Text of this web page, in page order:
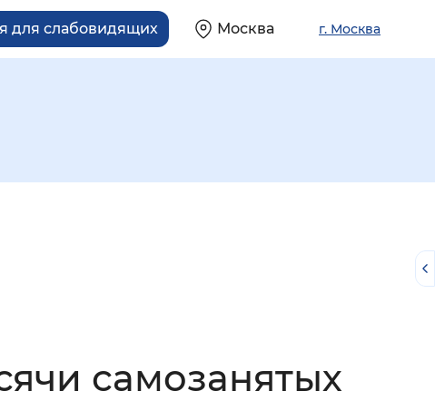
для слабовидящих Москва г. Москва
самозанятых